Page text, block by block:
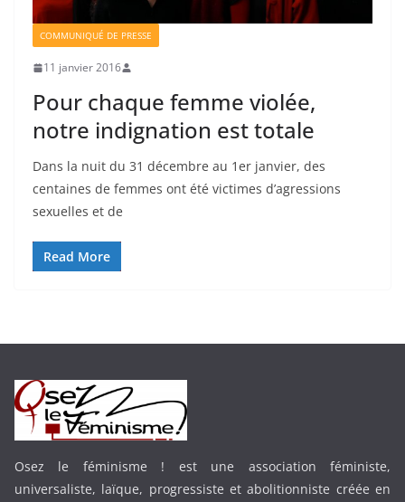
COMMUNIQUÉ DE PRESSE
11 janvier 2016
Pour chaque femme violée,
notre indignation est totale
Dans la nuit du 31 décembre au 1er janvier, des
centaines de femmes ont été victimes d’agressions
sexuelles et de
Read More
Osez le féminisme ! est une association féministe,
universaliste, laïque, progressiste et abolitionniste créée en